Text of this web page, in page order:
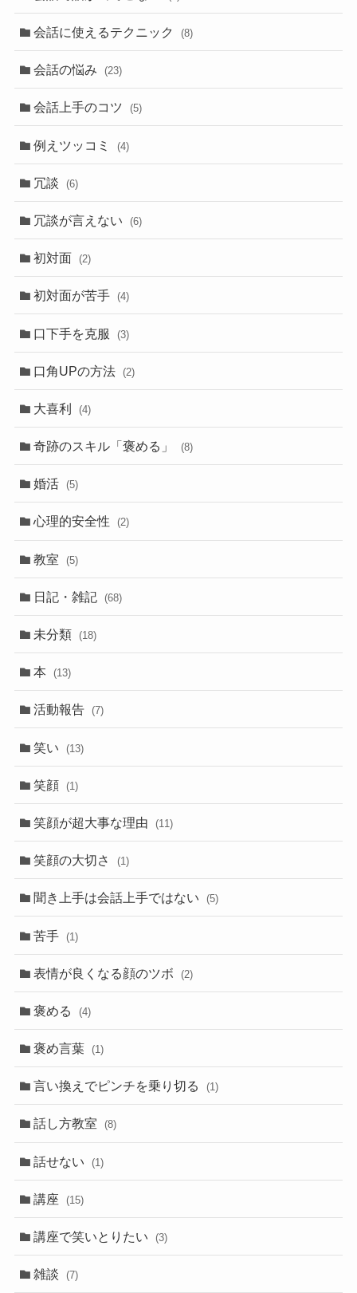
会話に使えるテクニック (8)
会話の悩み (23)
会話上手のコツ (5)
例えツッコミ (4)
冗談 (6)
冗談が言えない (6)
初対面 (2)
初対面が苦手 (4)
口下手を克服 (3)
口角UPの方法 (2)
大喜利 (4)
奇跡のスキル「褒める」 (8)
婚活 (5)
心理的安全性 (2)
教室 (5)
日記・雑記 (68)
未分類 (18)
本 (13)
活動報告 (7)
笑い (13)
笑顔 (1)
笑顔が超大事な理由 (11)
笑顔の大切さ (1)
聞き上手は会話上手ではない (5)
苦手 (1)
表情が良くなる顔のツボ (2)
褒める (4)
褒め言葉 (1)
言い換えでピンチを乗り切る (1)
話し方教室 (8)
話せない (1)
講座 (15)
講座で笑いとりたい (3)
雑談 (7)